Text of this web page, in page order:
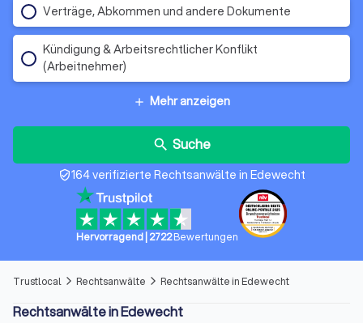
Verträge, Abkommen und andere Dokumente
Kündigung & Arbeitsrechtlicher Konflikt
(Arbeitnehmer)
add Mehr anzeigen
search Suche
verified_user164 verifizierte Rechtsanwälte in Edewecht
Hervorragend| 2722 Bewertungen
Trustlocal arrow_forward_ios Rechtsanwälte arrow_forward_ios Rechtsanwälte in Edewecht
Rechtsanwälte in Edewecht